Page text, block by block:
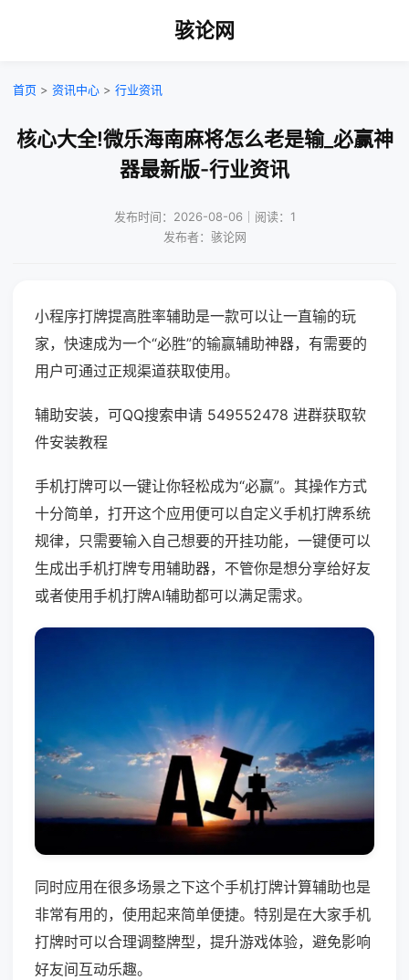
骇论网
首页 > 资讯中心 > 行业资讯
核心大全!微乐海南麻将怎么老是输_必赢神
器最新版-行业资讯
发布时间：2026-08-06｜阅读：1
发布者：骇论网
小程序打牌提高胜率辅助是一款可以让一直输的玩
家，快速成为一个“必胜”的输赢辅助神器，有需要的
用户可通过正规渠道获取使用。
辅助安装，可QQ搜索申请 549552478 进群获取软
件安装教程
手机打牌可以一键让你轻松成为“必赢”。其操作方式
十分简单，打开这个应用便可以自定义手机打牌系统
规律，只需要输入自己想要的开挂功能，一键便可以
生成出手机打牌专用辅助器，不管你是想分享给好友
或者使用手机打牌AI辅助都可以满足需求。
同时应用在很多场景之下这个手机打牌计算辅助也是
非常有用的，使用起来简单便捷。特别是在大家手机
打牌时可以合理调整牌型，提升游戏体验，避免影响
好友间互动乐趣。